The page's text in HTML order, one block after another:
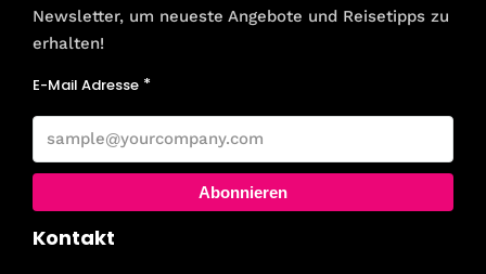
Newsletter, um neueste Angebote und Reisetipps zu
erhalten!
E-Mail Adresse
Abonnieren
Kontakt